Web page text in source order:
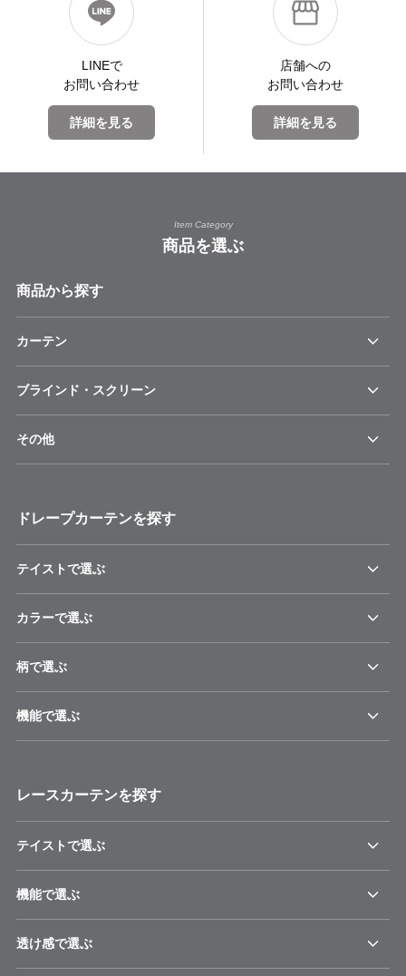
LINEで
お問い合わせ
詳細を見る
店舗への
お問い合わせ
詳細を見る
Item Category
商品を選ぶ
商品から探す
カーテン
ブラインド・スクリーン
その他
ドレープカーテンを探す
テイストで選ぶ
カラーで選ぶ
柄で選ぶ
機能で選ぶ
レースカーテンを探す
テイストで選ぶ
機能で選ぶ
透け感で選ぶ